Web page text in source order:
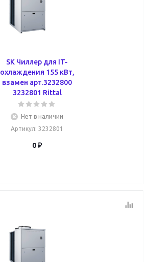
SK Чиллер для IT-
охлаждения 155 кВт,
взамен арт.3232800
3232801 Rittal
Нет в наличии
Артикул: 3232801
0 ₽